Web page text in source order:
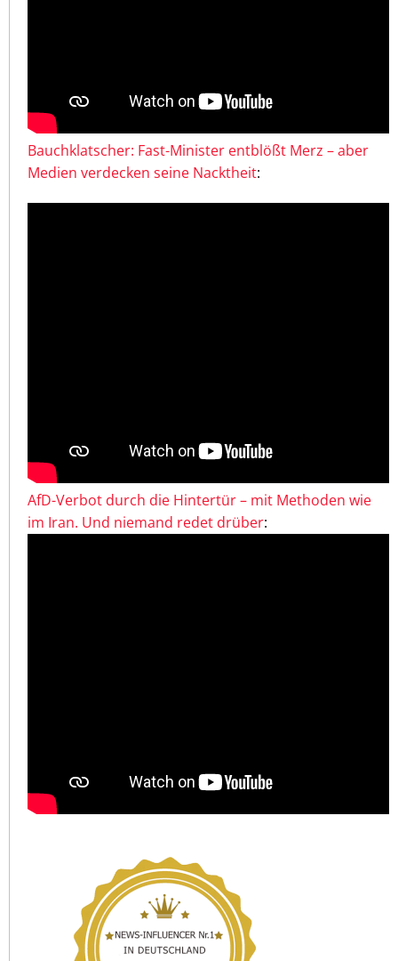
Bauchklatscher: Fast-Minister entblößt Merz – aber
Medien verdecken seine Nacktheit:
AfD-Verbot durch die Hintertür – mit Methoden wie
im Iran. Und niemand redet drüber: